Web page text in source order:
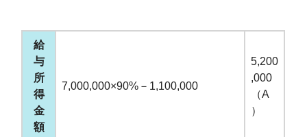
給
与
所
得
金
額
7,000,000×90%－1,100,000
5,200
,000
（A
）